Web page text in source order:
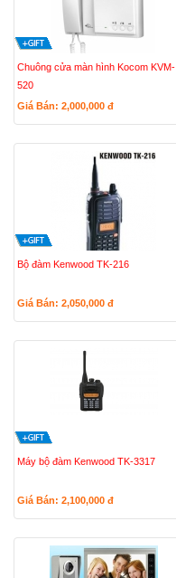
Chuông cửa màn hình Kocom KVM-
520
Giá Bán: 2,000,000 đ
Bộ đàm Kenwood TK-216
Giá Bán: 2,050,000 đ
Máy bộ đàm Kenwood TK-3317
Giá Bán: 2,100,000 đ